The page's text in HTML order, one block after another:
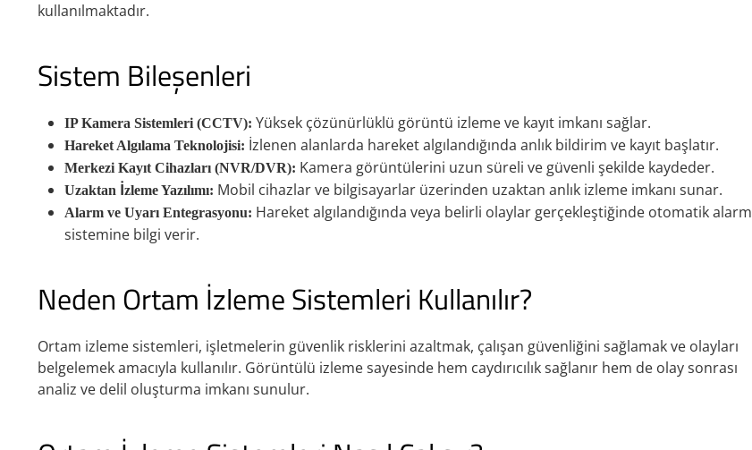
kullanılmaktadır.
Sistem Bileşenleri
IP Kamera Sistemleri (CCTV): Yüksek çözünürlüklü görüntü izleme ve kayıt imkanı sağlar.
Hareket Algılama Teknolojisi: İzlenen alanlarda hareket algılandığında anlık bildirim ve kayıt başlatır.
Merkezi Kayıt Cihazları (NVR/DVR): Kamera görüntülerini uzun süreli ve güvenli şekilde kaydeder.
Uzaktan İzleme Yazılımı: Mobil cihazlar ve bilgisayarlar üzerinden uzaktan anlık izleme imkanı sunar.
Alarm ve Uyarı Entegrasyonu: Hareket algılandığında veya belirli olaylar gerçekleştiğinde otomatik alarm
sistemine bilgi verir.
Neden Ortam İzleme Sistemleri Kullanılır?
Ortam izleme sistemleri, işletmelerin güvenlik risklerini azaltmak, çalışan güvenliğini sağlamak ve olayları
belgelemek amacıyla kullanılır. Görüntülü izleme sayesinde hem caydırıcılık sağlanır hem de olay sonrası
analiz ve delil oluşturma imkanı sunulur.